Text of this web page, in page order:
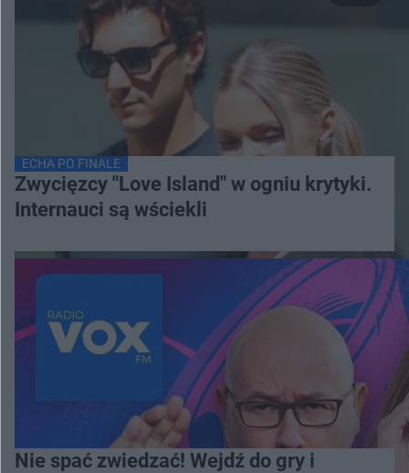
ECHA PO FINALE
Zwycięzcy "Love Island" w ogniu krytyki.
Internauci są wściekli
Nie spać zwiedzać! Wejdź do gry i